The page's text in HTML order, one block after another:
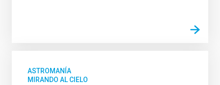
ASTROMANÍA
MIRANDO AL CIELO